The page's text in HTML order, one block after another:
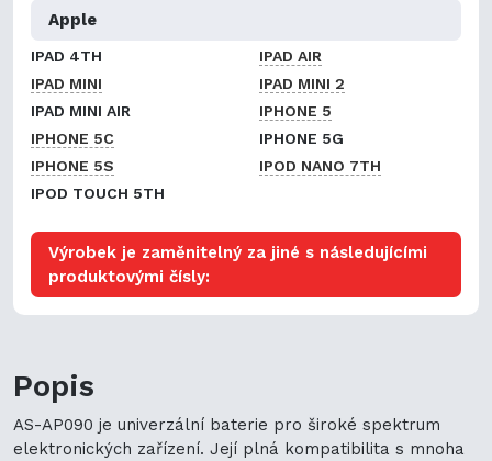
Apple
IPAD 4TH
IPAD AIR
IPAD MINI
IPAD MINI 2
IPAD MINI AIR
IPHONE 5
IPHONE 5C
IPHONE 5G
IPHONE 5S
IPOD NANO 7TH
IPOD TOUCH 5TH
Výrobek je zaměnitelný za jiné s následujícími
produktovými čísly:
Popis
AS-AP090 je univerzální baterie pro široké spektrum
elektronických zařízení. Její plná kompatibilita s mnoha